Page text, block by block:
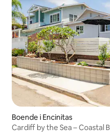
Boende i Encinitas
Cardiff by the Sea – Coastal